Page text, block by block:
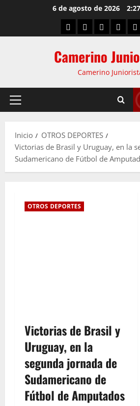
6 de agosto de 2026
Camerino
Camerino
Inicio
OTROS DEPORTES
Victorias de Brasil y Uruguay, en la
Sudamericano de Fútbol de
OTROS DEPORTES
Victorias de Brasil y
Uruguay, en la
segunda jornada de
Sudamericano de
Fútbol de Amputados